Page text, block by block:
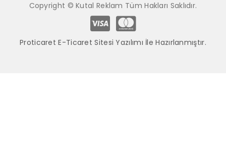
Copyright © Kutal Reklam Tüm Hakları Saklıdır.
Proticaret E-Ticaret Sitesi Yazılımı İle Hazırlanmıştır.